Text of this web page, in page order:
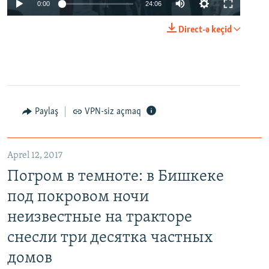
0:00 24:06
Direct-ə keçid
Paylaş VPN-siz açmaq
Aprel 12, 2017
Погром в темноте: в Бишкеке
под покровом ночи
неизвестные на тракторе
снесли три десятка частных
домов